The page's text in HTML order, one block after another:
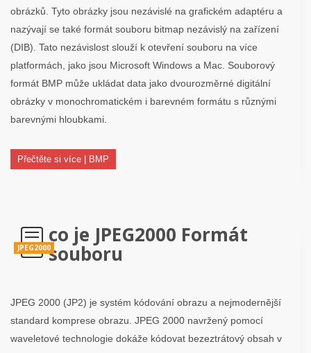
obrázků. Tyto obrázky jsou nezávislé na grafickém adaptéru a
nazývají se také formát souboru bitmap nezávislý na zařízení
(DIB). Tato nezávislost slouží k otevření souboru na více
platformách, jako jsou Microsoft Windows a Mac. Souborový
formát BMP může ukládat data jako dvourozměrné digitální
obrázky v monochromatickém i barevném formátu s různými
barevnými hloubkami.
Přečtěte si více | BMP
JPEG2000
co je JPEG2000 Formát
souboru
JPEG 2000 (JP2) je systém kódování obrazu a nejmodernější
standard komprese obrazu. JPEG 2000 navržený pomocí
waveletové technologie dokáže kódovat bezeztrátový obsah v